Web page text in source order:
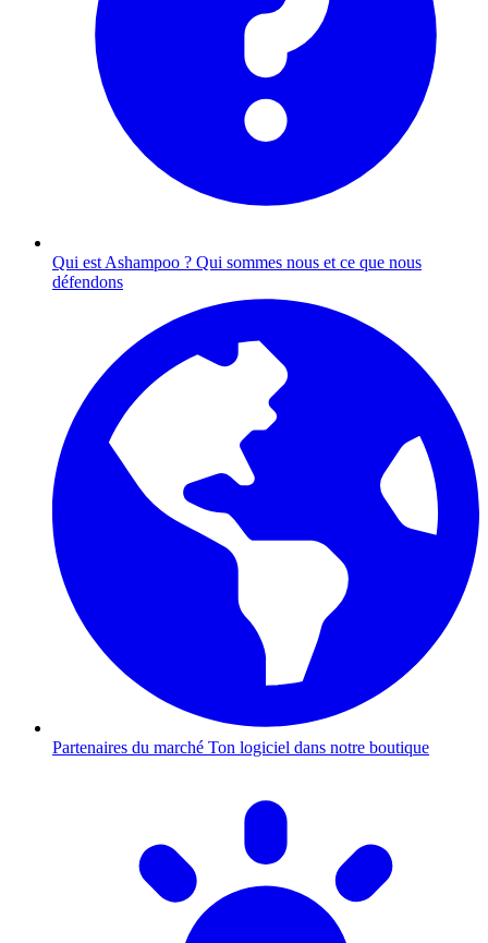
Qui est Ashampoo ? Qui sommes nous et ce que nous
défendons
Partenaires du marché Ton logiciel dans notre boutique